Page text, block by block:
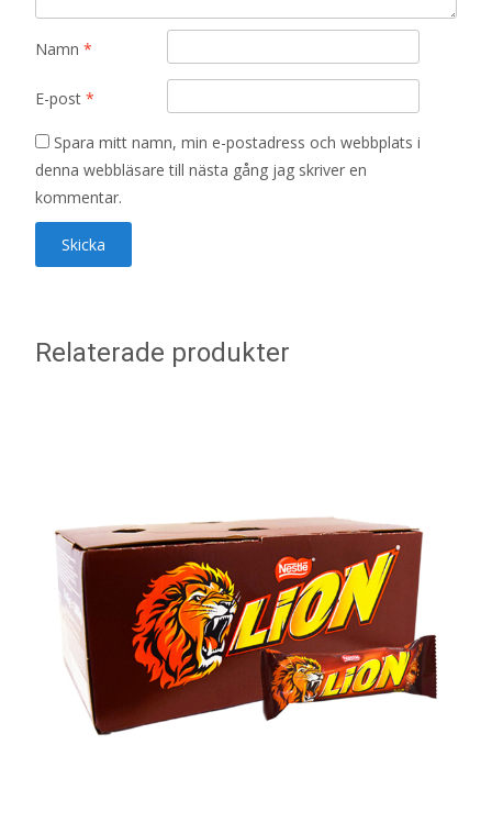
Namn *
E-post *
Spara mitt namn, min e-postadress och webbplats i
denna webbläsare till nästa gång jag skriver en
kommentar.
Relaterade produkter